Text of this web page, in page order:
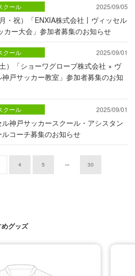
2025/09/05
・祝）「ENXIA株式会社丨ヴィッセル
カー大会」参加者募集のお知らせ
クール
2025/09/01
）「ショーワグローブ株式会社 × ヴ
神戸サッカー教室」参加者募集のお知
クール
2025/09/01
ル神戸サッカースクール・アシスタン
ルコーチ募集のお知らせ
クール
4 5 30
グッズ